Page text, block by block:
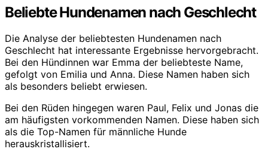
Beliebte Hundenamen nach Geschlecht
Die Analyse der beliebtesten Hundenamen nach
Geschlecht hat interessante Ergebnisse hervorgebracht.
Bei den Hündinnen war Emma der beliebteste Name,
gefolgt von Emilia und Anna. Diese Namen haben sich
als besonders beliebt erwiesen.
Bei den Rüden hingegen waren Paul, Felix und Jonas die
am häufigsten vorkommenden Namen. Diese haben sich
als die Top-Namen für männliche Hunde
herauskristallisiert.